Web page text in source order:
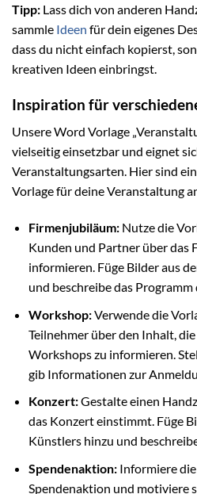
Tipp: Lass dich von anderen
sammle Ideen für dein eigenes
dass du nicht einfach kopierst,
kreativen Ideen einbringst.
Inspiration für
Unsere Word Vorlage
vielseitig einsetzbar und eignet
Veranstaltungsarten. Hier sind
Vorlage für deine Veranstaltung
Firmenjubiläum:Nutze die
Kunden und Partner über das
informieren. Füge Bilder aus
und beschreibe das Programm
Workshop:Verwende die
Teilnehmer über den Inhalt,
Workshops zu informieren.
gib Informationen zur
Konzert:Gestalte einen
das Konzert einstimmt. Füge
Künstlers hinzu und
Spendenaktion:Informiere
Spendenaktion und motiviere